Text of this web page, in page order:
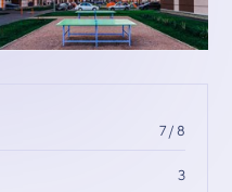
7 / 8
3